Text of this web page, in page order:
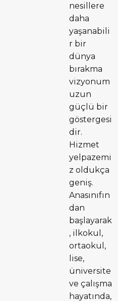
nesillere
daha
yaşanabili
r bir
dünya
bırakma
vizyonum
uzun
güçlü bir
göstergesi
dir.
Hizmet
yelpazemi
z oldukça
geniş.
Anasınıfın
dan
başlayarak
, ilkokul,
ortaokul,
lise,
üniversite
ve çalışma
hayatında,